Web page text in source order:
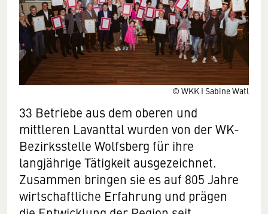
© WKK I Sabine Watl
33 Betriebe aus dem oberen und
mittleren Lavanttal wurden von der WK-
Bezirksstelle Wolfsberg für ihre
langjährige Tätigkeit ausgezeichnet.
Zusammen bringen sie es auf 805 Jahre
wirtschaftliche Erfahrung und prägen